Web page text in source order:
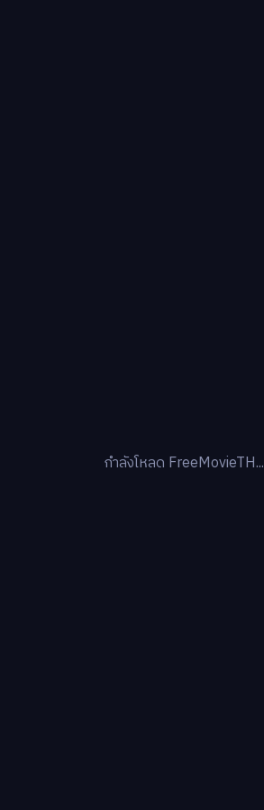
กำลังโหลด FreeMovieTH...